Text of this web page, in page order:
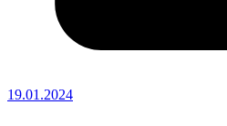
19.01.2024